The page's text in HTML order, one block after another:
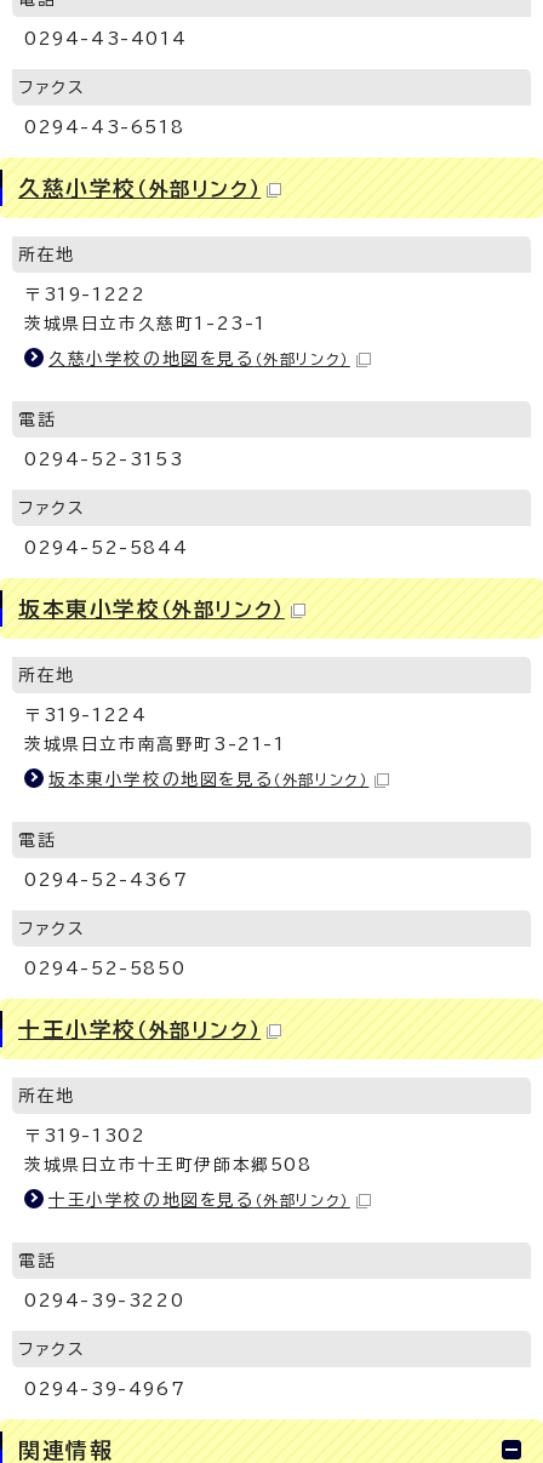
0294-43-4014
ファクス
0294-43-6518
久慈小学校 （外部リンク）
所在地
〒319-1222
茨城県日立市久慈町1-23-1
久慈小学校の地図を見る （外部リンク）
電話
0294-52-3153
ファクス
0294-52-5844
坂本東小学校 （外部リンク）
所在地
〒319-1224
茨城県日立市南高野町3-21-1
坂本東小学校の地図を見る （外部リンク）
電話
0294-52-4367
ファクス
0294-52-5850
十王小学校 （外部リンク）
所在地
〒319-1302
茨城県日立市十王町伊師本郷508
十王小学校の地図を見る （外部リンク）
電話
0294-39-3220
ファクス
0294-39-4967
関連情報